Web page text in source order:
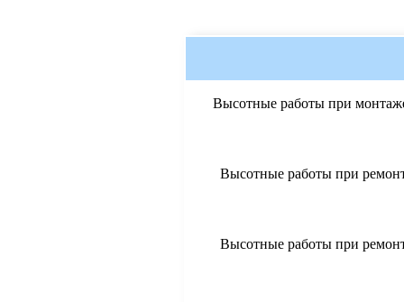
Высотные работы при
Высотные работы при
Высотные работы при